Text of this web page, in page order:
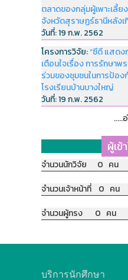
ตลาดของกลุ่มผู้เพาะเลี้
จังหวัดสุราษฏร์ธานีหลัง
วันที่:19 ก.พ. 2562
โครงการวิจัย:“ซีดี แสดง
เตือนใจเรื่อง การรักษา
ร่วมของชุมชนในการป้อ
โรงเรียนบ้านบางใหญ่
วันที่:19 ก.พ. 2562
.....
ผู้เข้
จำนวนนักวิจัย 0 คน
จำนวนเจ้าหน้าที่ 0 คน
จำนวนผู้ทรง 0 คน
บริการนักศึกษา